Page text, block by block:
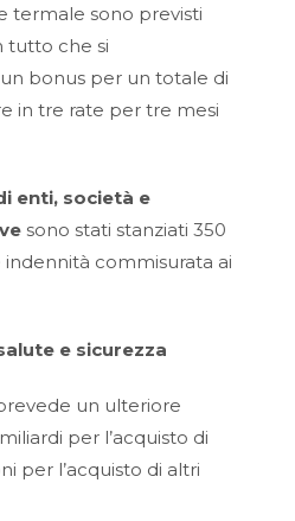
termale sono previsti
tutto che si
bonus per un totale di
in tre rate per tre mesi
enti, società e
sono stati stanziati 350
commisurata ai
e sicurezza
un ulteriore
per l’acquisto di
per l’acquisto di altri